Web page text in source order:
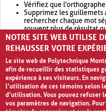
Vérifiez que
Supprimez les guillemets
rechercher chaque mot
souvent plus de résultat
Envisagez d'élargir votre
retournera souvent plus
NOTRE SITE WEB UTILISE
REHAUSSER VOTRE
Le site web de Polytechnique
afin de recueillir des statistiques
expérience à ses visiteurs. En
l’utilisation de ces témoins selon
d’utilisation. Vous pouvez refuser
vos paramètres de navigation.